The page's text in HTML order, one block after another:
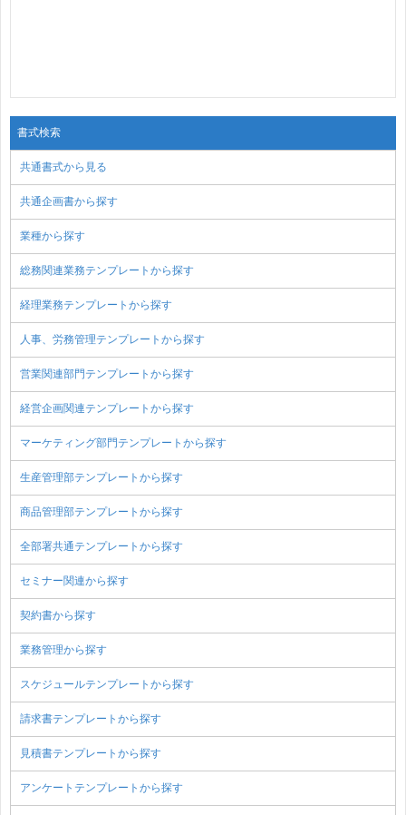
書式検索
共通書式から見る
共通企画書から探す
業種から探す
総務関連業務テンプレートから探す
経理業務テンプレートから探す
人事、労務管理テンプレートから探す
営業関連部門テンプレートから探す
経営企画関連テンプレートから探す
マーケティング部門テンプレートから探す
生産管理部テンプレートから探す
商品管理部テンプレートから探す
全部署共通テンプレートから探す
セミナー関連から探す
契約書から探す
業務管理から探す
スケジュールテンプレートから探す
請求書テンプレートから探す
見積書テンプレートから探す
アンケートテンプレートから探す